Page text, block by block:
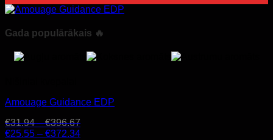
Gada populārākais 🔥
Amouage Guidance EDP
€31.94–€396.67
€25.55 – €372.34